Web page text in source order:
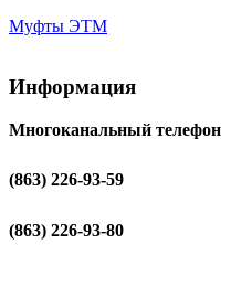
Муфты ЭТМ
Информация
Многоканальный телефон
(863) 226-93-59
(863) 226-93-80